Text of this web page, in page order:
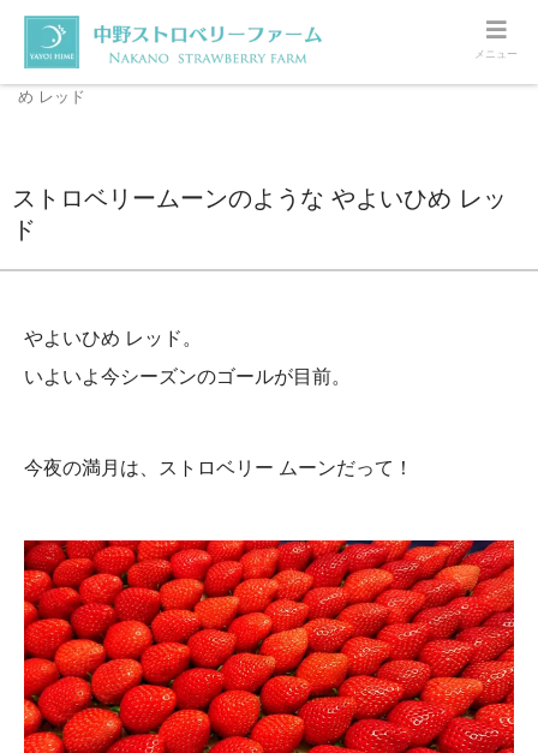
ホーム いちご
ストロベリームーンのような やよいひ
め レッド
ストロベリームーンのような やよいひめ レッ
ド
やよいひめ レッド。
いよいよ今シーズンのゴールが目前。
今夜の満月は、ストロベリー ムーンだって！
メニュー